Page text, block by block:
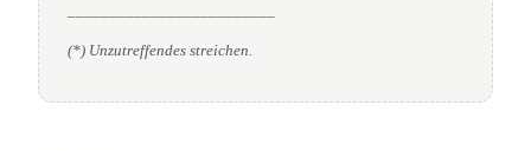
(*) Unzutreffendes streichen.